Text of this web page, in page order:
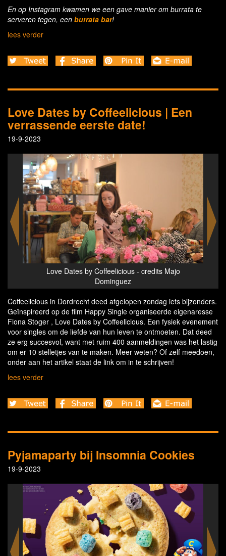
En op Instagram kwamen we een gave manier om burrata te
serveren tegen, een burrata bar!
lees verder
Love Dates by Coffeelicious | Een
verrassende eerste date!
19-9-2023
- credits Majo
Love Dates by Coffeelicious - credits
Coffeelicious in Dordrecht deed afgelopen zondag iets bijzonders.
Geïnspireerd op de film Happy Single organiseerde eigenaresse
Fiona Stoger , Love Dates by Coffeelicious. Een fysiek evenement
voor singles om de liefde van hun leven te ontmoeten. Dat deed
ze erg succesvol, want met ruim 400 aanmeldingen was het lastig
om er 10 stelletjes van te maken. Meer weten? Of zelf meedoen,
onder aan het artikel staat de link om in te schrijven!
lees verder
Pyjamaparty bij Insomnia Cookies
19-9-2023